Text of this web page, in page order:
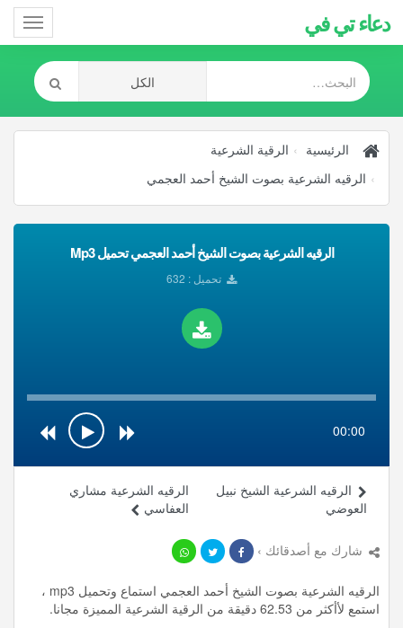
دعاء تي في
الرئيسية
الرقية الشرعية
الرقيه الشرعية بصوت الشيخ أحمد العجمي
الرقيه الشرعية بصوت الشيخ أحمد العجمي تحميل Mp3
تحميل : 632
00:00
الرقيه الشرعية مشاري
العفاسي
الرقيه الشرعية الشيخ نبيل
العوضي
شارك مع أصدقائك ›
الرقيه الشرعية بصوت الشيخ أحمد العجمي استماع وتحميل mp3 ،
استمع لأأكثر من 62.53 دقيقة من الرقية الشرعية المميزة مجانا.